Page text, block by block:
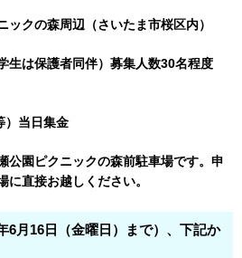
ックの森周辺（さいたま市桜区内）
生は保護者同伴）募集人数30名程度
）当日集金
公園ピクニックの森前駐車場です。申
に直接お越しください。
6月16日（金曜日）まで）、下記か